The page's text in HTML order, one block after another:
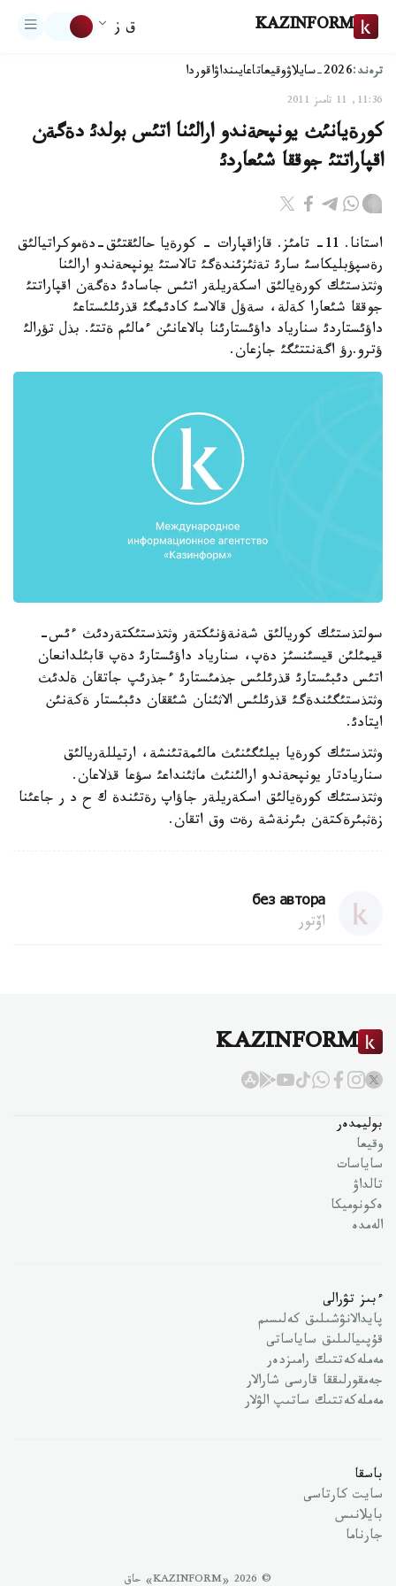
KAZINFORM ق ز
ترەند:2026-سايلاۋ وقيعاتاعايىنداۋاقوردا
11:36, 11 تامىز 2011
كورةيانئث يونپحةندو ارالئنا اتئس بولدئ دةگةن
اقپاراتتئ جوققا شئعاردئ
استانا. 11- تامئز. قازاقپارات - كورةيا حالئقتئق-دةموكراتيالئق
رةسپؤبليكاسئ سارئ تةثئزئندةگئ تالاستئ يونپحةندو ارالئنا
وثتذستئك كورةيالئق اسكةريلةر اتئس جاسادئ دةگةن اقپاراتتئ
جوققا شئعارا كةلة، سةؤل قالاسئ كادئمگئ قذرئلئستاعئ
داؤئستاردئ سنارياد داؤئستارئنا بالاعانئن ءمالئم ةتتئ. بذل تؤرالئ
ؤترو.رؤ اگةنتتئگئ جازعان.
سولتذستئك كوريالئق شةنةؤنئكتةر وثتذستئكتةردئث ءئس-
قيمئلئن قيسئنسئز دةپ، سنارياد داؤئستارئ دةپ قابئلدانعان
اتئس دئبئستارئ قذرئلئس جذمئستارئ ءجذرئپ جاتقان ةلدئث
وثتذستئگئندةگئ قذرئلئس الاثئنان شئققان دئبئستار ةكةنئن
ايتادئ.
وثتذستئك كورةيا بيلئگئنئث مالئمةتئنشة، ارتيللةريالئق
سناريادتار يونپحةندو ارالئنئث ماثئنداعئ سؤعا قذلاعان.
وثتذستئك كورةيالئق اسكةريلةر جاؤاپ رةتئندة ك ح د ر جاعئنا
زةثبئرةكتةن بئرنةشة رةت وق اتقان.
без автора
اۆتور
KAZINFORM
بوليمدەر
وقيعا
ساياسات
تالداۋ
ەكونوميكا
الەمدە
ءبىز تۋرالى
پايدالانۋشىلىق كەلىسىم
قۇپىيالىلىق ساياساتى
مەملەكەتتىك رامىزدەر
جەمقورلىققا قارسى شارالار
مەملەكەتتىك ساتىپ الۋلار
باسقا
سايت كارتاسى
بايلانىس
جارناما
© 2026 «KAZINFORM» حاق